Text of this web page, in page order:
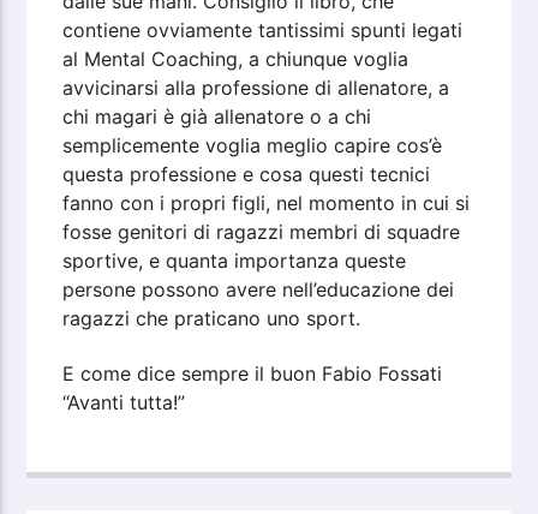
contiene ovviamente tantissimi spunti legati
al Mental Coaching, a chiunque voglia
avvicinarsi alla professione di allenatore, a
chi magari è già allenatore o a chi
semplicemente voglia meglio capire cos’è
questa professione e cosa questi tecnici
fanno con i propri figli, nel momento in cui si
fosse genitori di ragazzi membri di squadre
sportive, e quanta importanza queste
persone possono avere nell’educazione dei
ragazzi che praticano uno sport.
E come dice sempre il buon Fabio Fossati
“Avanti tutta!”